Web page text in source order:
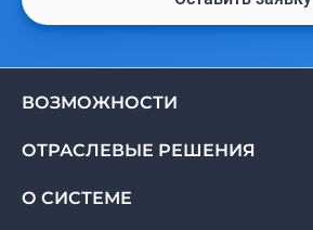
ВОЗМОЖНОСТИ
ОТРАСЛЕВЫЕ РЕШЕНИЯ
О СИСТЕМЕ